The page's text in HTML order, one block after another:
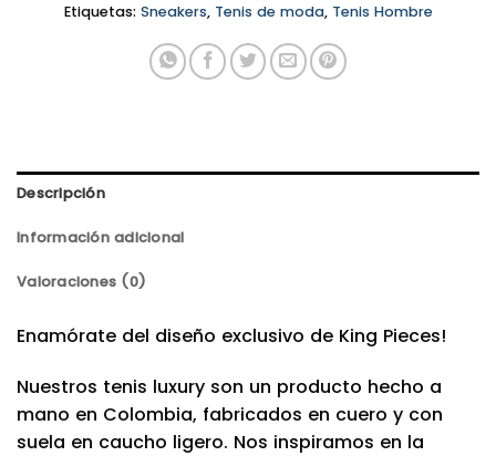
Etiquetas: Sneakers, Tenis de moda, Tenis Hombre
Descripción
Información adicional
Valoraciones (0)
Enamórate del diseño exclusivo de King Pieces!
Nuestros tenis luxury son un producto hecho a
mano en Colombia, fabricados en cuero y con
suela en caucho ligero. Nos inspiramos en la